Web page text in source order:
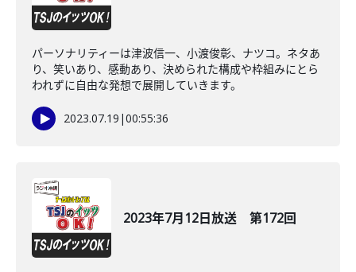
パーソナリティーは津波信一、小渡俊彰、ナツコ。ネタあ
り、笑いあり、感動あり、決められた構成や枠組みにとら
われずに自由な発想で展開していきます。
2023.07.19 |00:55:36
2023年7月12日放送 第172回